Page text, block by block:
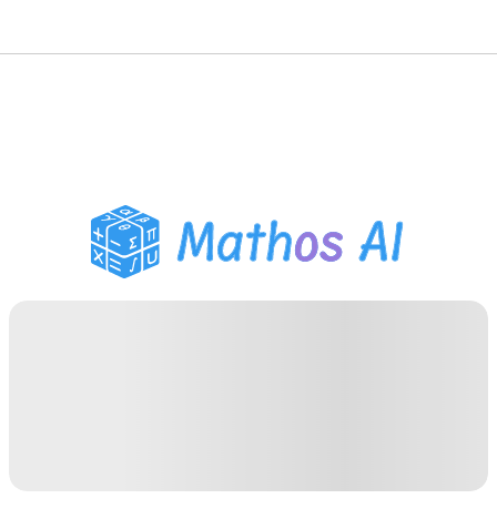
Assistente Compiti PDF
Strumenti di studio